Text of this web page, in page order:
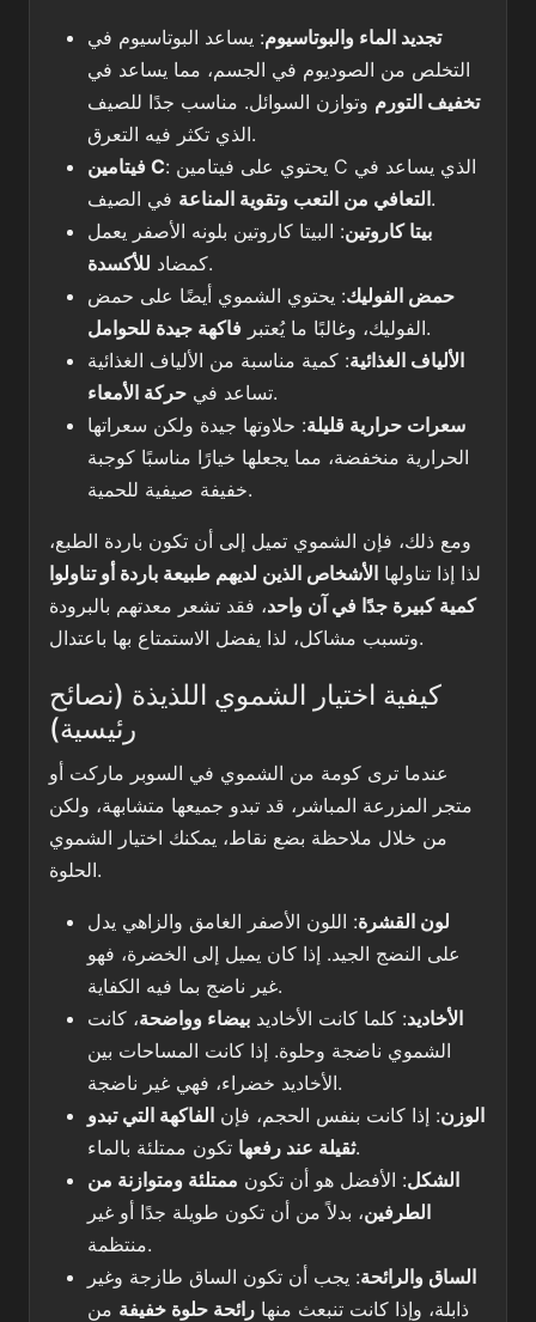
تجديد الماء والبوتاسيوم: يساعد البوتاسيوم في
التخلص من الصوديوم في الجسم، مما يساعد في
تخفيف التورم وتوازن السوائل. مناسب جدًا للصيف
الذي تكثر فيه التعرق.
فيتامين C
: يحتوي على فيتامين C الذي يساعد في
التعافي من التعب وتقوية المناعةفي الصيف.
بيتا كاروتين: البيتا كاروتين بلونه الأصفر يعمل
كمضاد للأكسدة
.
حمض الفوليك: يحتوي الشموي أيضًا على حمض
الفوليك، وغالبًا ما يُعتبر فاكهة جيدة للحوامل
.
الألياف الغذائية: كمية مناسبة من الألياف الغذائية
تساعد في حركة الأمعاء
.
سعرات حرارية قليلة: حلاوتها جيدة ولكن سعراتها
الحرارية منخفضة، مما يجعلها خيارًا مناسبًا كوجبة
خفيفة صيفية للحمية.
ومع ذلك، فإن الشموي تميل إلى أن تكون باردة الطبع،
لذا إذا تناولها الأشخاص الذين لديهم طبيعة باردة أو تناولوا
كمية كبيرة جدًا في آن واحد، فقد تشعر معدتهم بالبرودة
وتسبب مشاكل، لذا يفضل الاستمتاع بها باعتدال.
كيفية اختيار الشموي اللذيذة (نصائح
رئيسية)
عندما ترى كومة من الشموي في السوبر ماركت أو
متجر المزرعة المباشر، قد تبدو جميعها متشابهة، ولكن
من خلال ملاحظة بضع نقاط، يمكنك اختيار الشموي
الحلوة.
لون القشرة: اللون الأصفر الغامق والزاهي يدل
على النضج الجيد. إذا كان يميل إلى الخضرة، فهو
غير ناضج بما فيه الكفاية.
الأخاديد: كلما كانت الأخاديد بيضاء وواضحة، كانت
الشموي ناضجة وحلوة. إذا كانت المساحات بين
الأخاديد خضراء، فهي غير ناضجة.
الوزن: إذا كانت بنفس الحجم، فإن الفاكهة التي تبدو
ثقيلة عند رفعهاتكون ممتلئة بالماء.
الشكل: الأفضل هو أن تكون ممتلئة ومتوازنة من
الطرفين، بدلاً من أن تكون طويلة جدًا أو غير
منتظمة.
الساق والرائحة: يجب أن تكون الساق طازجة وغير
ذابلة، وإذا كانت تنبعث منها رائحة حلوة خفيفة من